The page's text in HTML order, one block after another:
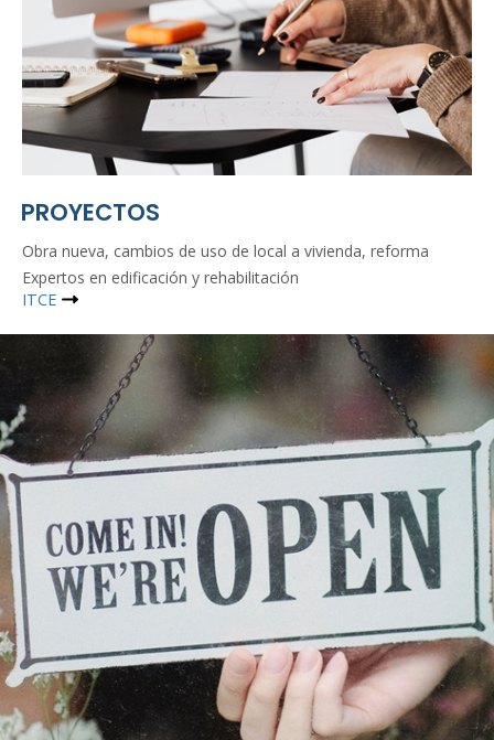
PROYECTOS
Obra nueva, cambios de uso de local a vivienda, reforma
Expertos en edificación y rehabilitación
ITCE